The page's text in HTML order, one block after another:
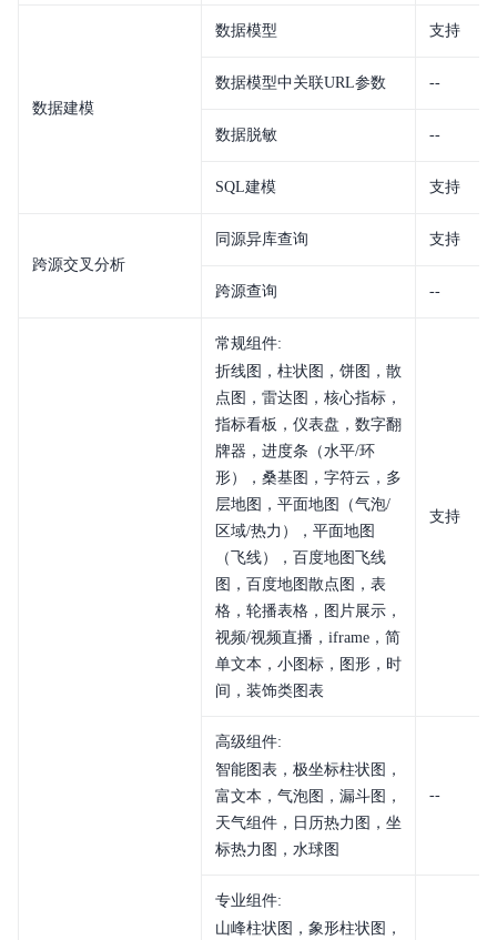
数据建模
数据模型 支持
数据模型中关联URL参数 --
数据脱敏 --
SQL建模 支持
跨源交叉分析
同源异库查询 支持
跨源查询 --
常规组件:
折线图，柱状图，饼图，散
点图，雷达图，核心指标，
指标看板，仪表盘，数字翻
牌器，进度条（水平/环
形），桑基图，字符云，多
层地图，平面地图（气泡/
区域/热力），平面地图
（飞线），百度地图飞线
图，百度地图散点图，表
格，轮播表格，图片展示，
视频/视频直播，iframe，简
单文本，小图标，图形，时
间，装饰类图表
支持
高级组件:
智能图表，极坐标柱状图，
富文本，气泡图，漏斗图，
天气组件，日历热力图，坐
标热力图，水球图
--
专业组件:
山峰柱状图，象形柱状图，